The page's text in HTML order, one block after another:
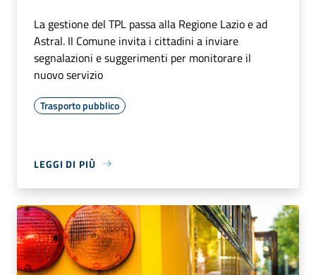
La gestione del TPL passa alla Regione Lazio e ad
Astral. Il Comune invita i cittadini a inviare
segnalazioni e suggerimenti per monitorare il
nuovo servizio
Trasporto pubblico
LEGGI DI PIÙ